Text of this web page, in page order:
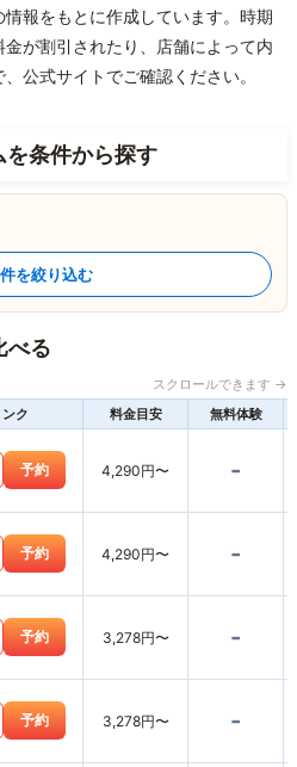
報をもとに作成しています。時期
が割引されたり、店舗によって内
公式サイトでご確認ください。
条件から探す
を絞り込む
べる
スクロールできます →
ンク 料金目安 無料体験
予約 4,290円〜 -
予約 4,290円〜 -
予約 3,278円〜 -
予約 3,278円〜 -